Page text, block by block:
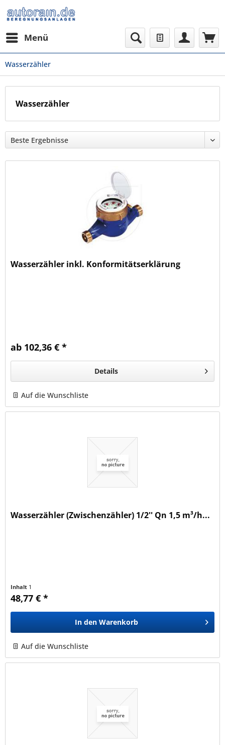
Menü
Wasserzähler
Wasserzähler
Wasserzähler inkl. Konformitätserklärung
ab 102,36 € *
Details
Auf die Wunschliste
Wasserzähler (Zwischenzähler) 1/2'' Qn 1,5 m³/h...
Inhalt 1
48,77 € *
In den Warenkorb
Auf die Wunschliste